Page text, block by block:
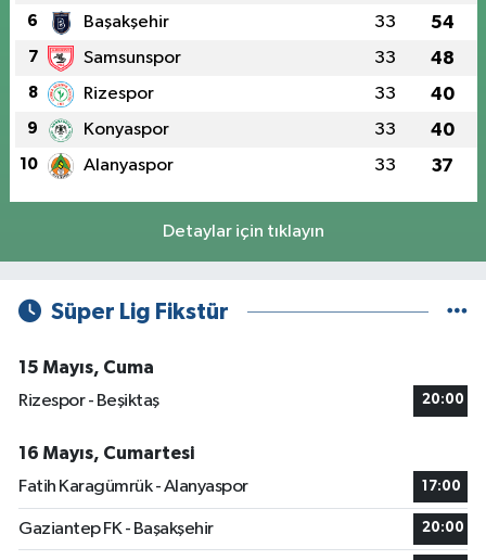
6 Başakşehir 33 54
7 Samsunspor 33 48
8 Rizespor 33 40
9 Konyaspor 33 40
10 Alanyaspor 33 37
Detaylar için tıklayın
Süper Lig Fikstür
15 Mayıs, Cuma
Rizespor - Beşiktaş
20:00
16 Mayıs, Cumartesi
Fatih Karagümrük - Alanyaspor
17:00
Gaziantep FK - Başakşehir 20:00